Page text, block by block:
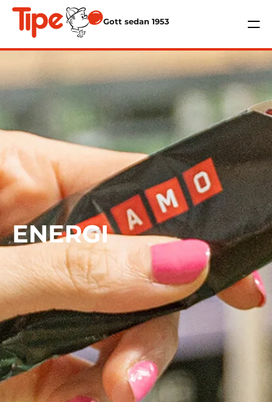
Gott sedan 1953
ENERGI